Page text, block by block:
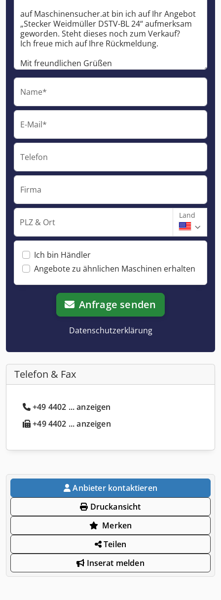
Name*
E-Mail*
Telefon
Firma
PLZ & Ort
Land
Ich bin Händler
Angebote zu ähnlichen Maschinen erhalten
Anfrage senden
Datenschutzerklärung
Telefon & Fax
+49 4402 ... anzeigen
+49 4402 ... anzeigen
Anbieter kontaktieren
Druckansicht
Merken
Teilen
Inserat melden